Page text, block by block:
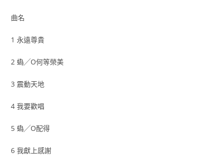
曲名
1 永遠尊貴
2 蟡╱O何等榮美
3 震動天地
4 我要歡唱
5 蟡╱O配得
6 我獻上感謝